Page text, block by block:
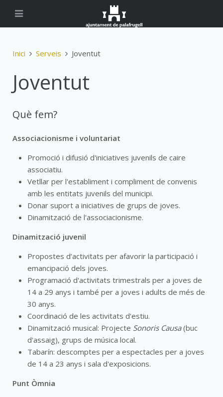
Inici Serveis Joventut
Joventut
Què fem?
Associacionisme i voluntariat
Promoció i difusió d'iniciatives juvenils de caire
associatiu.
Vetllar per l'establiment i compliment de convenis
amb les entitats juvenils del municipi.
Donar suport a iniciatives de grups de joves.
Dinamització de l'associacionisme.
Dinamització juvenil
Propostes d’activitats per afavorir la participació i
emancipació dels joves.
Programació d'activitats trimestrals per a joves de
14 a 29 anys i també per a joves i adults de més de
30 anys.
Coordinació de les activitats d'estiu.
Dinamització musical: Projecte Sonoris Causa(buc
d'assaig), grups de música local.
Tabarín: descomptes per a espectacles per a joves
de 14 a 23 anys i sala d'exposicions.
Punt Òmnia